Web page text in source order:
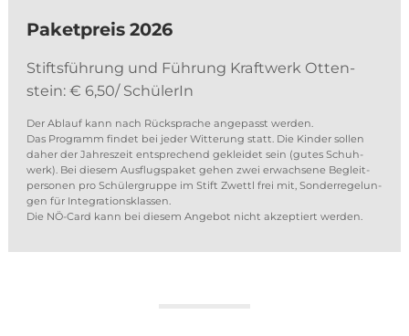
Pa­ket­preis 2026
Stifts­füh­rung und Füh­rung Kraft­werk Ot­ten­
stein: € 6,50/ SchülerIn
Der Ab­lauf kann nach Rück­spra­che an­ge­passt wer­den.
Das Pro­gramm fin­det bei je­der Wit­te­rung statt. Die Kin­der sol­len
da­her der Jah­res­zeit ent­spre­chend ge­klei­det sein (gu­tes Schuh­
werk). Bei die­sem Aus­flugs­pa­ket ge­hen zwei er­wach­se­ne Be­gleit­
per­so­nen pro Schü­ler­grup­pe im Stift Zwettl frei mit, Son­der­re­ge­lun­
gen für In­te­gra­ti­ons­klas­sen.
Die NÖ-Card kann bei die­sem An­ge­bot nicht ak­zep­tiert werden.